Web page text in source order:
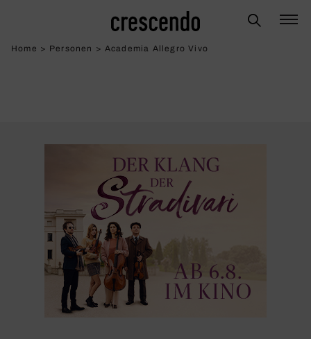
Home > Personen > Academia Allegro Vivo